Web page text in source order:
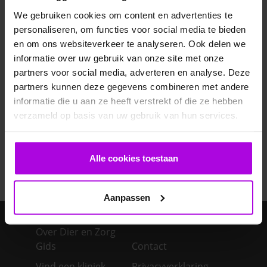
We gebruiken cookies om content en advertenties te
personaliseren, om functies voor social media te bieden
en om ons websiteverkeer te analyseren. Ook delen we
informatie over uw gebruik van onze site met onze
partners voor social media, adverteren en analyse. Deze
partners kunnen deze gegevens combineren met andere
informatie die u aan ze heeft verstrekt of die ze hebben
verzameld op basis van uw gebruik van hun services.
Alle cookies toestaan
Aanpassen
Veelgestelde vragen
Ontwormen pup
Bloedonderzoek bij hond en kat
Je cavia verzorgen
Over Dier en Zorg
Gids
Contact